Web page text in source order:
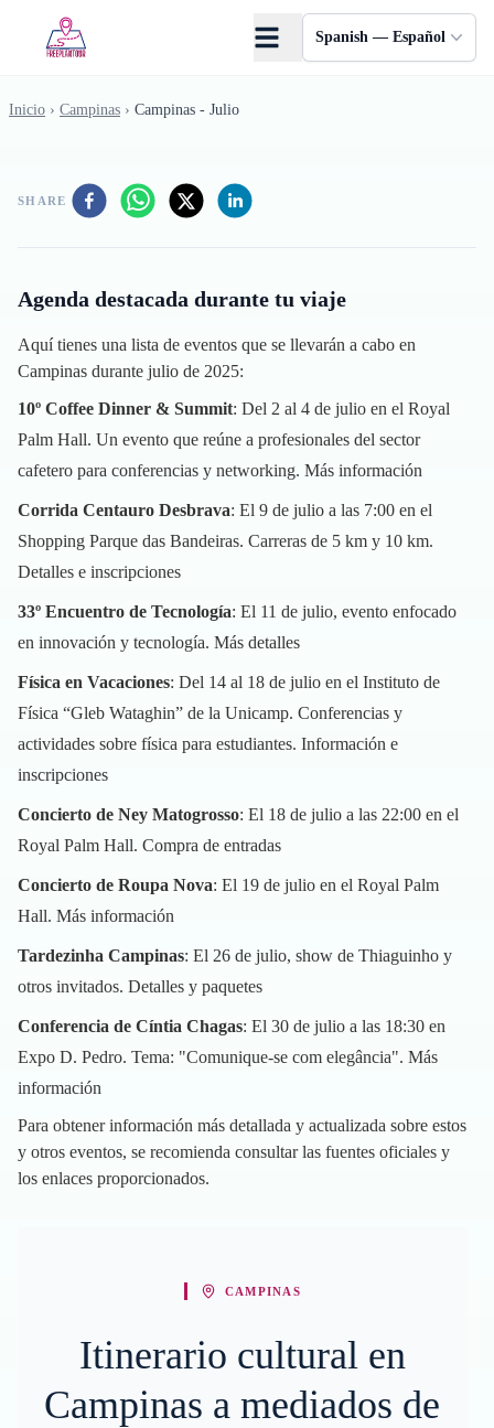
Spanish — Español
Inicio › Campinas › Campinas - Julio
SHARE
Agenda destacada durante tu viaje
Aquí tienes una lista de eventos que se llevarán a cabo en
Campinas durante julio de 2025:
10º Coffee Dinner & Summit: Del 2 al 4 de julio en el Royal
Palm Hall. Un evento que reúne a profesionales del sector
cafetero para conferencias y networking. Más información
Corrida Centauro Desbrava: El 9 de julio a las 7:00 en el
Shopping Parque das Bandeiras. Carreras de 5 km y 10 km.
Detalles e inscripciones
33º Encuentro de Tecnología: El 11 de julio, evento enfocado
en innovación y tecnología. Más detalles
Física en Vacaciones: Del 14 al 18 de julio en el Instituto de
Física “Gleb Wataghin” de la Unicamp. Conferencias y
actividades sobre física para estudiantes. Información e
inscripciones
Concierto de Ney Matogrosso: El 18 de julio a las 22:00 en el
Royal Palm Hall. Compra de entradas
Concierto de Roupa Nova: El 19 de julio en el Royal Palm
Hall. Más información
Tardezinha Campinas: El 26 de julio, show de Thiaguinho y
otros invitados. Detalles y paquetes
Conferencia de Cíntia Chagas: El 30 de julio a las 18:30 en
Expo D. Pedro. Tema: "Comunique-se com elegância". Más
información
Para obtener información más detallada y actualizada sobre estos
y otros eventos, se recomienda consultar las fuentes oficiales y
los enlaces proporcionados.
CAMPINAS
Itinerario cultural en
Campinas a mediados de